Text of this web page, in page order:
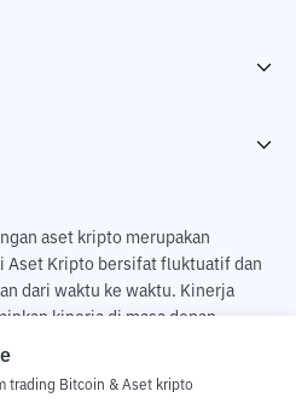
aset kripto merupakan
Aset Kripto bersifat fluktuatif dan
dari waktu ke waktu. Kinerja
kinerja di masa depan.
dampak dari membeli dan
Indonesia (Bittime) tidak
trading Bitcoin & Aset kripto